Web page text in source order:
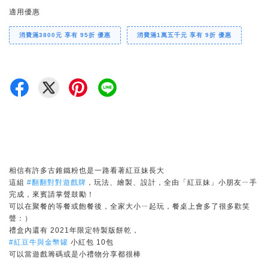
適用優惠
消費滿3800元 享有 95折 優惠 消費滿1萬五千元 享有 9折 優惠
相信有許多古錐鐵粉也是一路看著紅豆妹長大
這組 #翻翻對對遊戲牌 ，玩法、繪製、設計，全由「紅豆妹」小朋友ㄧ手
完成，來賓請掌聲鼓勵！
可以在聚餐的等餐或飽餐後，全家大小ㄧ起玩，餐桌上會多了很多歡笑
聲：）
禮盒內還有 2021年限定特製版餅乾，
#紅豆牛與金幣罐 小紅包 10包
可以當遊戲籌碼或是小禮物分享都很棒